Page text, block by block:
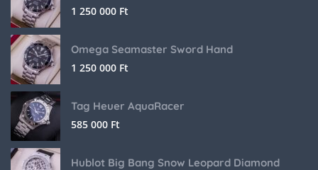
1 250 000 Ft
Omega Seamaster Sword Hand
1 250 000 Ft
Tag Heuer AquaRacer
585 000 Ft
Hublot Big Bang Snow Leopard Diamond